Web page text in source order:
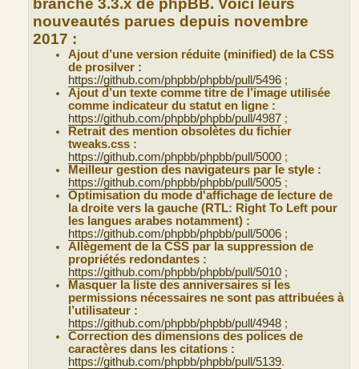
branche 3.3.x de phpBB. Voici leurs
nouveautés parues depuis novembre
2017 :
Ajout d’une version réduite (minified) de la CSS
de prosilver :
https://github.com/phpbb/phpbb/pull/5496 ;
Ajout d’un texte comme titre de l’image utilisée
comme indicateur du statut en ligne :
https://github.com/phpbb/phpbb/pull/4987 ;
Retrait des mention obsolètes du fichier
tweaks.css :
https://github.com/phpbb/phpbb/pull/5000 ;
Meilleur gestion des navigateurs par le style :
https://github.com/phpbb/phpbb/pull/5005 ;
Optimisation du mode d'affichage de lecture de
la droite vers la gauche (RTL: Right To Left pour
les langues arabes notamment) :
https://github.com/phpbb/phpbb/pull/5006 ;
Allègement de la CSS par la suppression de
propriétés redondantes :
https://github.com/phpbb/phpbb/pull/5010 ;
Masquer la liste des anniversaires si les
permissions nécessaires ne sont pas attribuées à
l’utilisateur :
https://github.com/phpbb/phpbb/pull/4948 ;
Correction des dimensions des polices de
caractères dans les citations :
https://github.com/phpbb/phpbb/pull/5139.